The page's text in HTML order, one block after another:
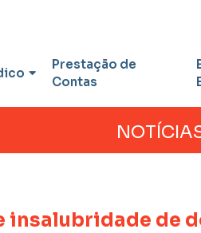
Prestação de
Contas
de